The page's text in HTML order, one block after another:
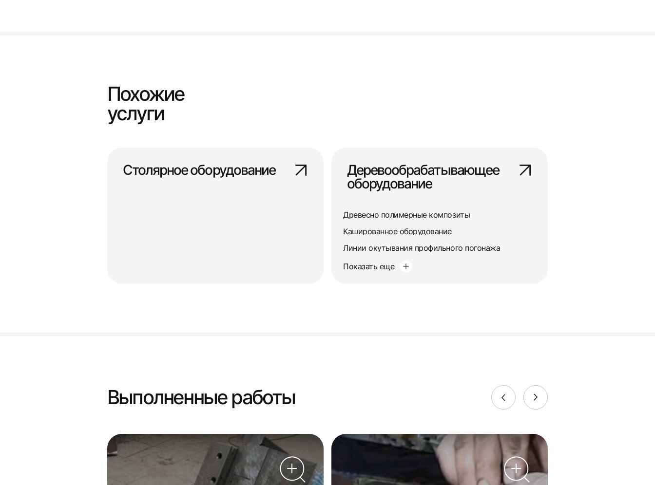
Похожие
услуги
Столярное оборудование
Деревообрабатывающее
оборудование
Древесно полимерные композиты
Кашированное оборудование
Линии окутывания профильного погонажа
Показать еще
Выполненные работы